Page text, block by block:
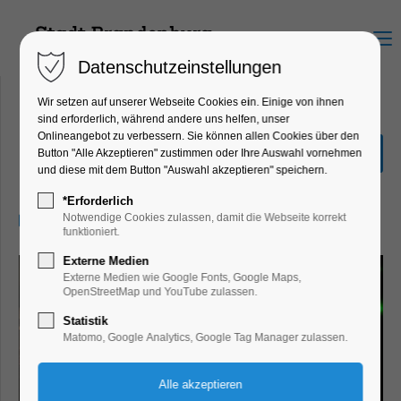
Menu
Volxküche: Soja-Curry
Ferienkalender, Mitmach-Aktion
25.06.2026, 20:00–22:00
Datenschutzeinstellungen
Wir setzen auf unserer Webseite Cookies ein. Einige von ihnen
sind erforderlich, während andere uns helfen, unser
Onlineangebot zu verbessern. Sie können allen Cookies über den
Button "Alle Akzeptieren" zustimmen oder Ihre Auswahl vornehmen
und diese mit dem Button "Auswahl akzeptieren" speichern.
*Erforderlich
Notwendige Cookies zulassen, damit die Webseite korrekt
funktioniert.
Externe Medien
Externe Medien wie Google Fonts, Google Maps,
OpenStreetMap und YouTube zulassen.
Statistik
Matomo, Google Analytics, Google Tag Manager zulassen.